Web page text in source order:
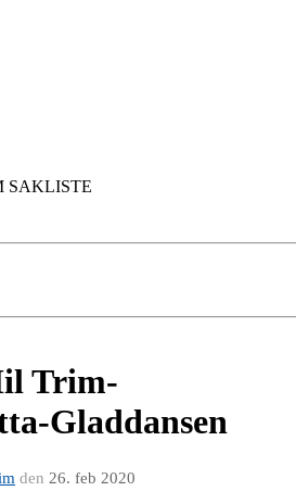
SAKLISTE
Trim-
Gladdansen
den 26. feb 2020